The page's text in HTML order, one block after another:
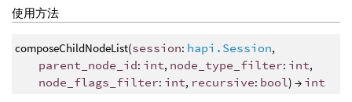
使用方法
composeChildNodeList(session: hapi.Session,
parent_node_id: int, node_type_filter: int,
node_flags_filter: int, recursive: bool) → int